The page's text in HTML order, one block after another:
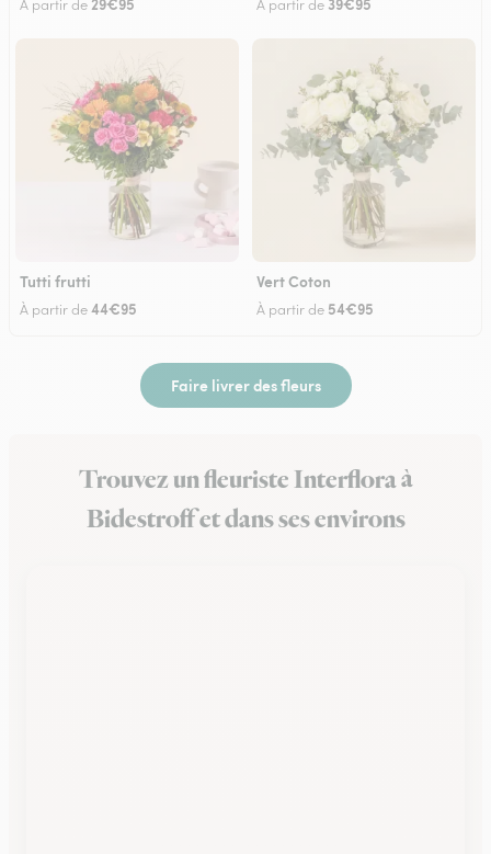
À partir de29€95 À partir de 39€95
Tutti frutti
À partir de44€95
Vert Coton
À partir de 54€95
Faire livrer des fleurs
Trouvez un fleuriste Interflora à
Bidestroff et dans ses environs